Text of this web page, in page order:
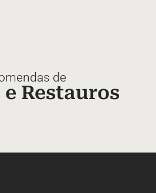
de
Restauros